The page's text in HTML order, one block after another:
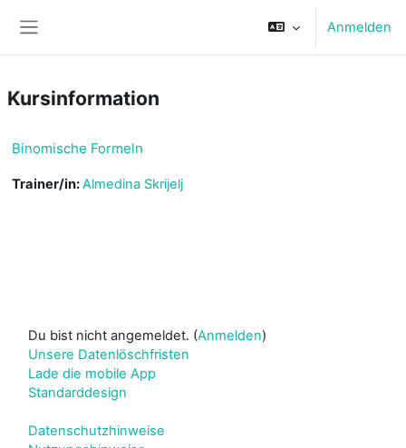
Anmelden
Kursinformation
Binomische Formeln
Trainer/in:Almedina Skrijelj
Du bist nicht angemeldet. (Anmelden)
Unsere Datenlöschfristen
Lade die mobile App
Standarddesign
Datenschutzhinweise